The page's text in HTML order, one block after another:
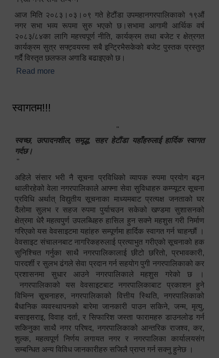
आज मिति २०८३।०३।०९ गते हेटौंडा उपमहानगरपालिकाको १९औं
नगर सभा भव्य रूपमा सुरु भएको छ।सभामा आगामी आर्थिक वर्ष
२०८३/८४का लागि महत्त्वपूर्ण नीति, कार्यक्रम तथा बजेट र क्षेत्रगत
कार्यक्रम सुत्र सफ्ट्वयरमा सबै इन्ट्रिभैसकेको बजेट पुस्तक प्रस्तुत
गर्दै विस्तृत छलफल अगाडि बढाइएको छ।
Read more
स्वागतम!!!
"
स्वच्छ, उत्पादनशील, समृद्ध, सहर हेटौंडा यहाँहरुलाई हार्दिक स्वागत
गर्दछ।
"
अहिले संसार भरी नै सूचना प्रविधिको व्यापक रुपमा प्रयोग बढ्न
थालीरहेको वेला नगरपालिकाले आफ्ना सेवा सुविधाहरु कम्प्यूटर सूचना
प्रविधि अर्थात् विद्युतीय सूचनाका माध्यमबाट प्रत्यक्ष जनताको घर
दैलोमा सुलभ र सहज रुपमा पुर्याचउन सकेको खण्डमा सुशासनको
क्षेत्रमा धेरै महत्वपुर्ण उपलब्धिहरु हासिल हुन सक्ने महशुस गरी निर्माण
गरिएको यस वेवसाइटमा यहांहरु सम्पूर्णमा हार्दिक स्वागत गर्न चाहन्छौं ।
वेवसाइट संचालनबाट नागरिकहरुलाई प्रत्याभुत गरीएको सूचनाको हक
सुनिश्चित गर्नुका साथै नगरपालिकालाई छीटो छरितो, प्रभावकारी,
पारदर्शी र सुलभ ढंगले सेवा प्रदान गर्न सहयोग पुगी नगरपालिकाको कर
प्रशासनमा सुधार आउने नगरपालिकाले महशुस गरेको छ ।
नगरपालिकाको यस वेवसाइटबाट नगरपालिकाबाट प्रकाशन हुने
विभिन्न सूचनाहरु, नगरपालिकाको वित्तीय स्थिति, नगरपालिकाको
बैधानिक व्यवस्थापनको बारेमा जानकारी पाउन सकिने, जन्म, मृत्यु,
बसाइसराइ, विवाह दर्ता, र सिफारिश जस्ता फारामहरु डाउनलोड गर्न
सकिनुका साथै नगर परिषद, नगरपालिकाको आन्तरिक राजश्व, कर,
शुल्क, महत्वपूर्ण निर्णय लगायत नगर र नगरपालिका कार्यालयसंग
सम्बन्धित अन्य विविध जानकारीहरु सजिलै प्राप्त गर्न सक्नु हुनेछ ।